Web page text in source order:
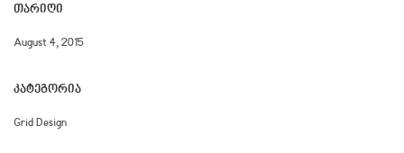
ᲗᲐᲠᲘᲦᲘ
August 4, 2015
ᲙᲐᲢᲔᲒᲝᲠᲘᲐ
Grid Design